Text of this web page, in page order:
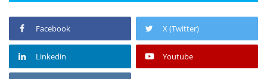
Facebook X (Twitter)
Linkedin Youtube